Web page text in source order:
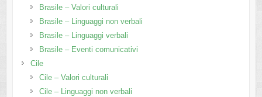
Brasile – Valori culturali
Brasile – Linguaggi non verbali
Brasile – Linguaggi verbali
Brasile – Eventi comunicativi
Cile
Cile – Valori culturali
Cile – Linguaggi non verbali